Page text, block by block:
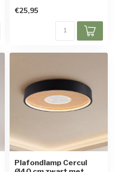
€25,95
Plafondlamp Cercul